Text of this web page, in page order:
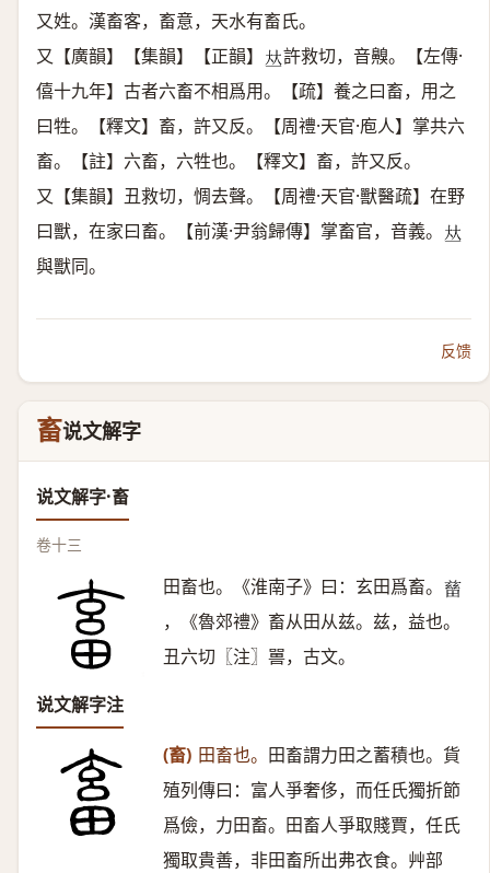
又姓。漢畜客，畜意，天水有畜氏。
又【廣韻】【集韻】【正韻】 𠀤許救切，音齅。【左傳·
僖十九年】古者六畜不相爲用。【疏】養之曰畜，用之
曰牲。【釋文】畜，許又反。【周禮·天官·庖人】掌共六
畜。【註】六畜，六牲也。【釋文】畜，許又反。
又【集韻】丑救切，惆去聲。【周禮·天官·獸醫疏】在野
曰獸，在家曰畜。【前漢·尹翁歸傳】掌畜官，音義。 𠀤
與獸同。
反馈
畜说文解字
说文解字·畜
卷十三
田畜也。《淮南子》曰：玄田爲畜。 𤲸
，《魯郊禮》畜从田从兹。兹，益也。
丑六切〖注〗嘼，古文。
说文解字注
(畜) 田畜也。 田畜謂力田之蓄積也。貨
殖列傳曰：富人爭奢侈，而任氏獨折節
爲儉，力田畜。田畜人爭取賤賈，任氏
獨取貴善，非田畜所出弗衣食。艸部